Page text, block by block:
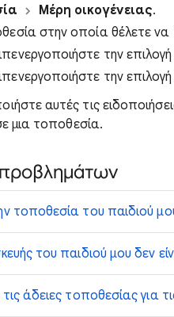
Μέρη οικογένειας.
στην οποία θέλετε
την
την επιλογή
αυτές τις
μια τοποθεσία.
τοποθεσία του παιδιού
του παιδιού μου δεν
άδειες τοποθεσίας για